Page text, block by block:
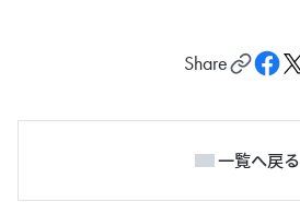
Share
一覧へ戻る